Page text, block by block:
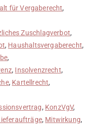
für Vergaberecht,
Zuschlagverbot,
, Haushaltsvergaberecht,
,
, Insolvenzrecht,
, Kartellrecht,
, KonzVgV,
, Mitwirkung,